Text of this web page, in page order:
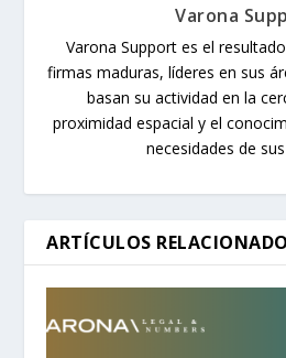
Varona
Varona Support es el
firmas maduras, líderes en sus
basan su actividad en la
proximidad espacial y el
necesidades de
ARTÍCULOS